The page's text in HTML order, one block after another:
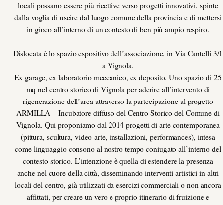
locali possano essere più ricettive verso progetti innovativi, spinte
dalla voglia di uscire dal luogo comune della provincia e di mettersi
in gioco all’interno di un contesto di ben più ampio respiro.
Dislocata è lo spazio espositivo dell’associazione, in Via Cantelli 3/1
a Vignola.
Ex garage, ex laboratorio meccanico, ex deposito. Uno spazio di 25
mq nel centro storico di Vignola per aderire all’intervento di
rigenerazione dell’area attraverso la partecipazione al progetto
ARMILLA – Incubatore diffuso del Centro Storico del Comune di
Vignola. Qui proponiamo dal 2014 progetti di arte contemporanea
(pittura, scultura, video-arte, installazioni, performances), intesa
come linguaggio consono al nostro tempo coniugato all’interno del
contesto storico. L’intenzione è quella di estendere la presenza
anche nel cuore della città, disseminando interventi artistici in altri
locali del centro, già utilizzati da esercizi commerciali o non ancora
affittati, per creare un vero e proprio itinerario di fruizione e